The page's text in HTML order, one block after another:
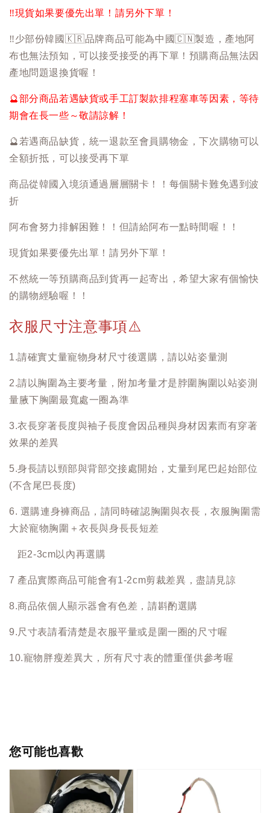
‼️現貨如果要優先出單！請另外下單！
‼️少部份韓國 🇰🇷品牌商品可能為中國🇨🇳製造，產地阿
布也無法預知，可以接受接受的再下單！預購商品無法因
產地問題退換貨喔！
🔮部分商品若遇缺貨或手工訂製款排程塞車等因素，等待
期會在長一些～敬請諒解！
🔮 若遇商品缺貨，統一退款至會員購物金，下次購物可以
全額折抵，可以接受再下單
商品從韓國入境須通過層層關卡！！每個關卡難免遇到波
折
阿布會努力排解困難！！但請給阿布一點時間喔！！
現貨如果要優先出單！請另外下單！
不然統一等預購商品到貨再一起寄出，希望大家有個愉快
的購物經驗喔！！
衣服尺寸注意事項⚠️
1.請確實丈量寵物身材尺寸後選購，請以站姿量測
2.請以胸圍為主要考量，附加考量才是脖圍胸圍以站姿測
量腋下胸圍最寬處一圈為準
3.衣長穿著長度與袖子長度會因品種與身材因素而有穿著
效果的差異
5.身長請以頸部與背部交接處開始，丈量到尾巴起始部位
(不含尾巴長度)
6. 選購連身褲商品，請同時確認胸圍與衣長，衣服胸圍需
大於寵物胸圍＋衣長與身長長短差
距2-3cm以內再選購
7 產品實際商品可能會有1-2cm剪裁差異，盡請見諒
8.商品依個人顯示器會有色差，請斟酌選購
9.尺寸表請看清楚是衣服平量或是圍一圈的尺寸喔
10.寵物胖瘦差異大，所有尺寸表的體重僅供參考喔
您可能也喜歡